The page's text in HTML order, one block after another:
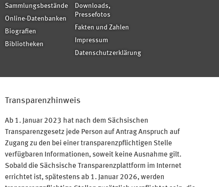
Sammlungsbestände
Online-Datenbanken
Biografien
Bibliotheken
Downloads,
Pressefotos
Fakten und Zahlen
Impressum
Datenschutzerklärung
Transparenzhinweis
Ab 1. Januar 2023 hat nach dem Sächsischen
Transparenzgesetz jede Person auf Antrag Anspruch auf
Zugang zu den bei einer transparenzpflichtigen Stelle
verfügbaren Informationen, soweit keine Ausnahme gilt.
Sobald die Sächsische Transparenzplattform im Internet
errichtet ist, spätestens ab 1. Januar 2026, werden